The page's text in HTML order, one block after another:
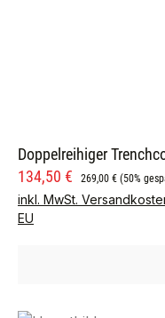
Doppelreihiger
Verkaufspreis:
134,50 € Regulärer Preis:
269,00 € (50%
inkl. MwSt.
EU